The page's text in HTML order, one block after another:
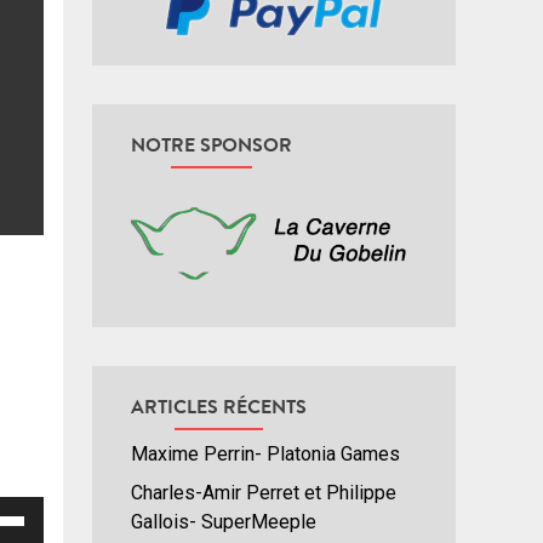
NOTRE SPONSOR
ARTICLES RÉCENTS
Maxime Perrin- Platonia Games
Charles-Amir Perret et Philippe
Gallois- SuperMeeple